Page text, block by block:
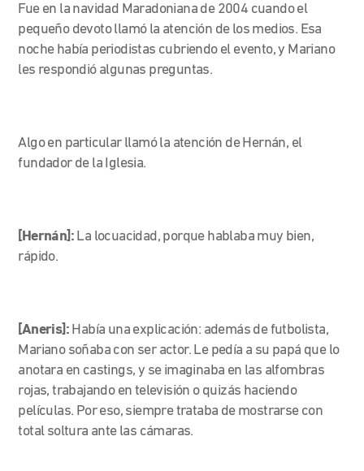
Fue en la navidad Maradoniana de 2004 cuando el
pequeño devoto llamó la atención de los medios. Esa
noche había periodistas cubriendo el evento, y Mariano
les respondió algunas preguntas.
Algo en particular llamó la atención de Hernán, el
fundador de la Iglesia.
[Hernán]: La locuacidad, porque hablaba muy bien,
rápido.
[Aneris]: Había una explicación: además de futbolista,
Mariano soñaba con ser actor. Le pedía a su papá que lo
anotara en castings, y se imaginaba en las alfombras
rojas, trabajando en televisión o quizás haciendo
películas. Por eso, siempre trataba de mostrarse con
total soltura ante las cámaras.